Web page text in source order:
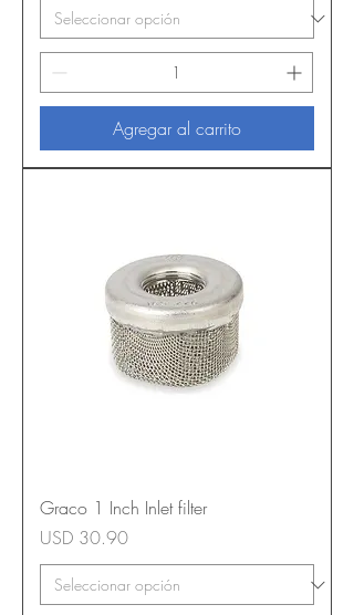
Agregar al carrito
Graco 1 Inch Inlet filter
Precio
USD 30.90